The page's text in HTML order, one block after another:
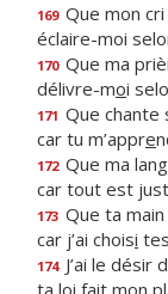
169 Que mon
éclaire-moi
170 Que ma
délivre-moi
171 Que chante
car tu m’appre
172 Que ma
car tout est just
173 Que ta main
car j’ai choisi
174 J’ai le désir
ta loi fait mon